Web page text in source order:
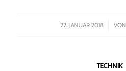
22. JANUAR 2018
/ VON
TECHNIK